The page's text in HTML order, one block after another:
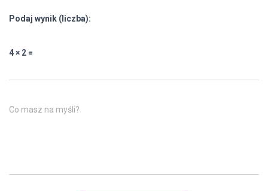
Podaj wynik (liczba):
4 × 2 =
Co masz na myśli?